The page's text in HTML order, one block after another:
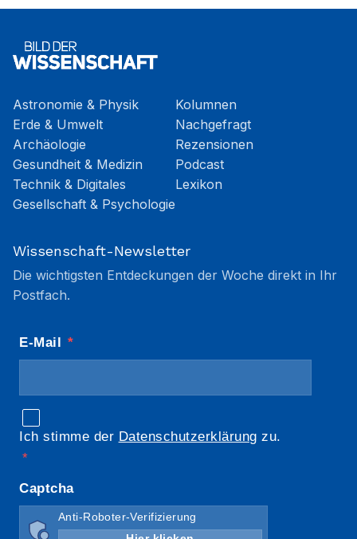
Astronomie & Physik
Erde & Umwelt
Archäologie
Gesundheit & Medizin
Technik & Digitales
Gesellschaft & Psychologie
Kolumnen
Nachgefragt
Rezensionen
Podcast
Lexikon
Wissenschaft-Newsletter
Die wichtigsten Entdeckungen der Woche direkt in Ihr
Postfach.